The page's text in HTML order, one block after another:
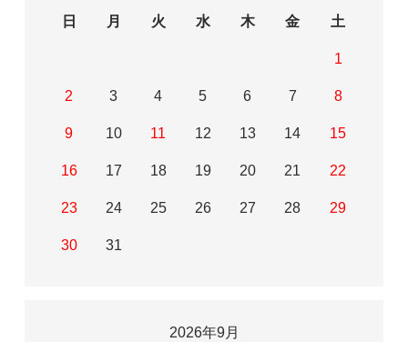
日
月 火 水 木 金 土
1
2 3 4 5 6 7 8
9 10 11 12 13 14 15
16 17 18 19 20 21 22
23 24 25 26 27 28 29
30 31
2026年9月